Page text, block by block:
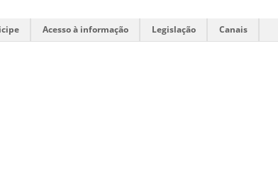
Acesso à informação Legislação Canais